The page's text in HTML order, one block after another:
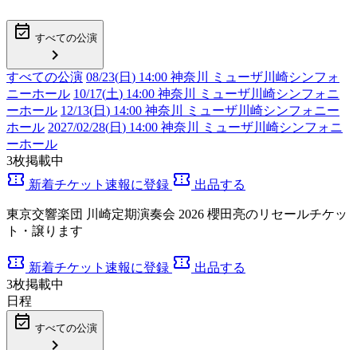
event_available すべての公演
chevron_right
すべての公演 08/23(日 ) 14:00 神奈川 ミューザ川崎シンフォ
ニーホール 10/17(土) 14:00 神奈川 ミューザ川崎シンフォニ
ーホール 12/13(日 ) 14:00 神奈川 ミューザ川崎シンフォニー
ホール 2027/02/28(日 ) 14:00 神奈川 ミューザ川崎シンフォニ
ーホール
3枚掲載中
confirmation_number 新着チケット速報に登録 confirmation_number 出品する
東京交響楽団 川崎定期演奏会 2026 櫻田亮のリセールチケッ
ト・譲ります
confirmation_number 新着チケット速報に登録 confirmation_number 出品する
3枚掲載中
日程
event_available すべての公演
chevron_right